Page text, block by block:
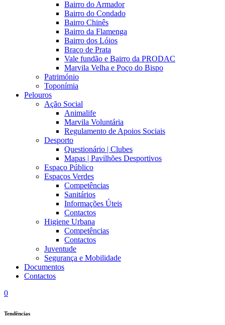
Bairro do Armador
Bairro do Condado
Bairro Chinês
Bairro da Flamenga
Bairro dos Lóios
Braço de Prata
Vale fundão e Bairro da PRODAC
Marvila Velha e Poço do Bispo
Património
Toponímia
Pelouros
Ação Social
Animalife
Marvila Voluntária
Regulamento de Apoios Sociais
Desporto
Questionário | Clubes
Mapas | Pavilhões Desportivos
Espaço Público
Espaços Verdes
Competências
Sanitários
Informações Úteis
Contactos
Higiene Urbana
Competências
Contactos
Juventude
Segurança e Mobilidade
Documentos
Contactos
0
Tendências